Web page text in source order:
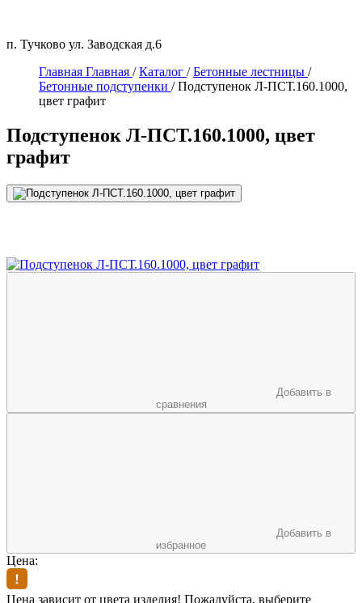
п. Тучково ул. Заводская д.6
Главная Главная / Каталог / Бетонные лестницы /
Бетонные подступенки / Подступенок Л-ПСТ.160.1000,
цвет графит
Подступенок Л-ПСТ.160.1000, цвет
графит
Добавить в
сравнения
Добавить в
избранное
Цена:
Цена зависит от цвета изделия! Пожалуйста, выберите